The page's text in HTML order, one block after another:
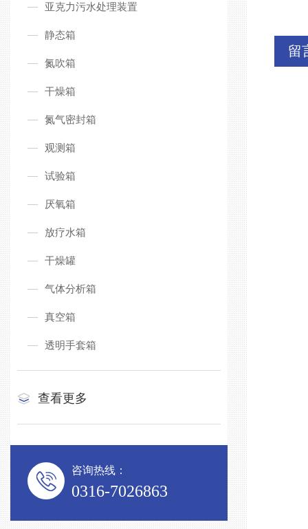
亚克力污水处理装置
静态箱
氮吹箱
干燥箱
氮气密封箱
观测箱
试验箱
厌氧箱
放疗水箱
干燥罐
气体分析箱
真空箱
透明手套箱
查看更多
咨询热线：
0316-7026863
留